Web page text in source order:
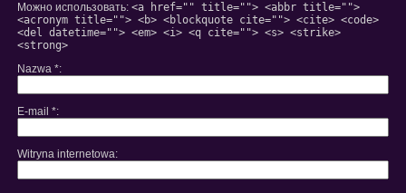
Можно использовать: <a href="" title=""> <abbr title="">
<acronym title=""> <b> <blockquote cite=""> <cite> <code>
<del datetime=""> <em> <i> <q cite=""> <s> <strike>
<strong>
Nazwa *
E-mail *
Witryna internetowa